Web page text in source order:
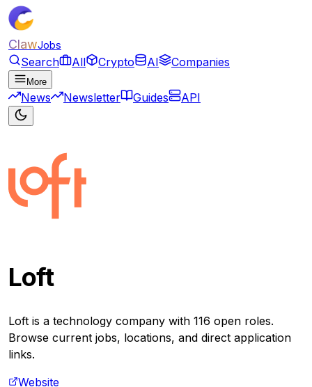
ClawJobs
Search All Crypto AI Companies
More
News Newsletter Guides API
Loft
Loft is a technology company with 116 open roles.
Browse current jobs, locations, and direct application
links.
Website